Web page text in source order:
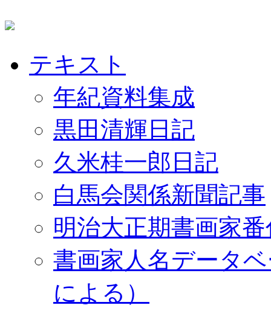
テキスト
年紀資料集成
黒田清輝日記
久米桂一郎日記
白馬会関係新聞記事
明治大正期書画家
書画家人名データ
による）